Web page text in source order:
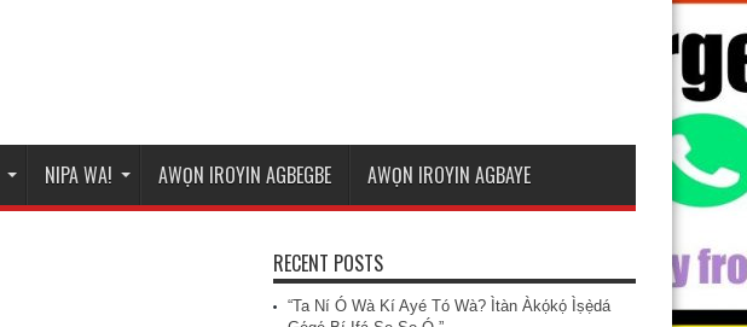
NIPA WA! AWỌN IROYIN AGBEGBE AWỌN IROYIN AGBAYE
RECENT POSTS
“Ta Ní Ó Wà Kí Ayé Tó Wà? Ìtàn Àkọ́kọ́ Ìṣẹ̀dá